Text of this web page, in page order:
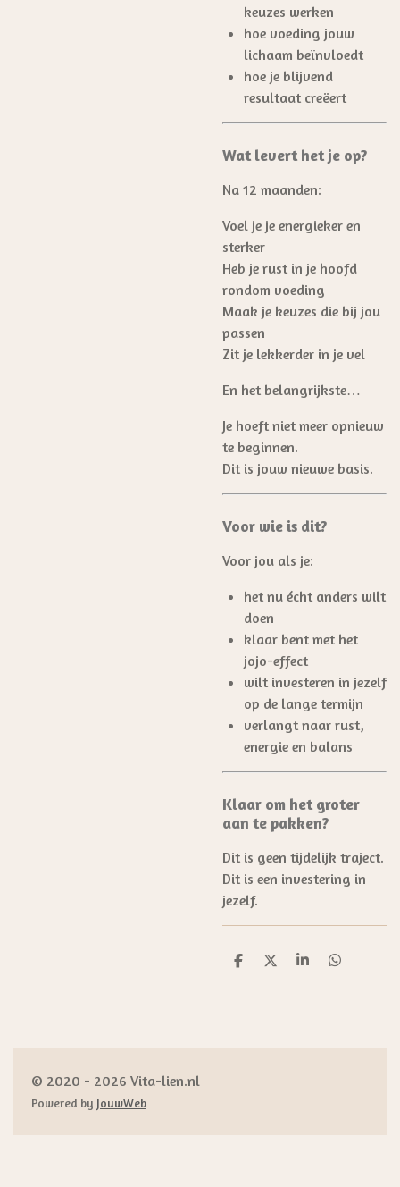
keuzes werken
hoe voeding jouw
lichaam beïnvloedt
hoe je blijvend
resultaat creëert
Wat levert het je op?
Na 12 maanden:
Voel je je energieker en
sterker
Heb je rust in je hoofd
rondom voeding
Maak je keuzes die bij jou
passen
Zit je lekkerder in je vel
En het belangrijkste…
Je hoeft niet meer opnieuw
te beginnen.
Dit is jouw nieuwe basis.
Voor wie is dit?
Voor jou als je:
het nu écht anders wilt
doen
klaar bent met het
jojo-effect
wilt investeren in jezelf
op de lange termijn
verlangt naar rust,
energie en balans
Klaar om het groter
aan te pakken?
Dit is geen tijdelijk traject.
Dit is een investering in
jezelf.
D
D
S
D
© 2020 - 2026 Vita-lien.nl
Powered by JouwWeb